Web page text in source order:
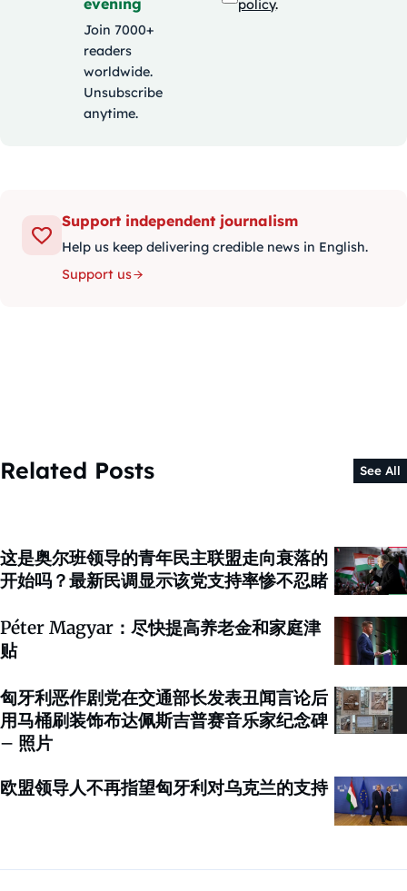
evening
Join 7000+
readers
worldwide.
Unsubscribe
anytime.
policy.
Support independent journalism
Help us keep delivering credible news in English.
Support us
Related Posts See All
这是奥尔班领导的青年民主联盟走向衰落的
开始吗？最新民调显示该党支持率惨不忍睹
Péter Magyar：尽快提高养老金和家庭津
贴
匈牙利恶作剧党在交通部长发表丑闻言论后
用马桶刷装饰布达佩斯吉普赛音乐家纪念碑
– 照片
欧盟领导人不再指望匈牙利对乌克兰的支持